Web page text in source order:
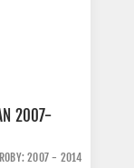
2007-
2007 - 2014